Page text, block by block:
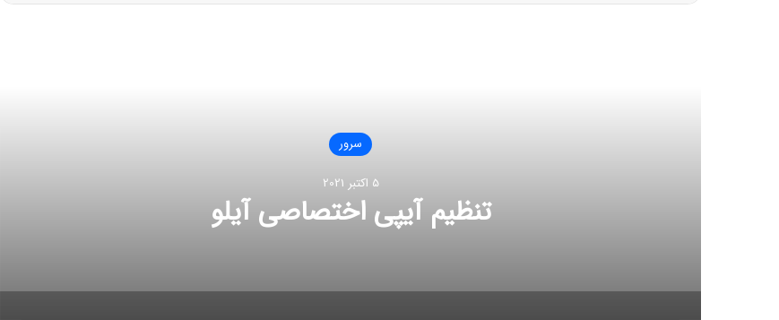
4 اکتبر 2021
تنظیمات اولیه سرور